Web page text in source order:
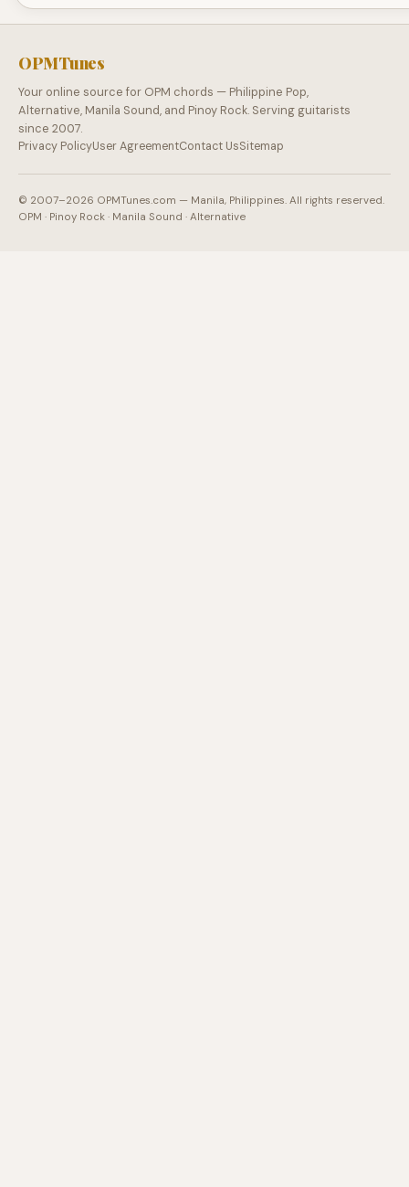
OPMTunes
Your online source for OPM chords — Philippine Pop,
Alternative, Manila Sound, and Pinoy Rock. Serving guitarists
since 2007.
Privacy PolicyUser AgreementContact UsSitemap
© 2007–2026 OPMTunes.com — Manila, Philippines. All rights reserved.
OPM · Pinoy Rock · Manila Sound · Alternative